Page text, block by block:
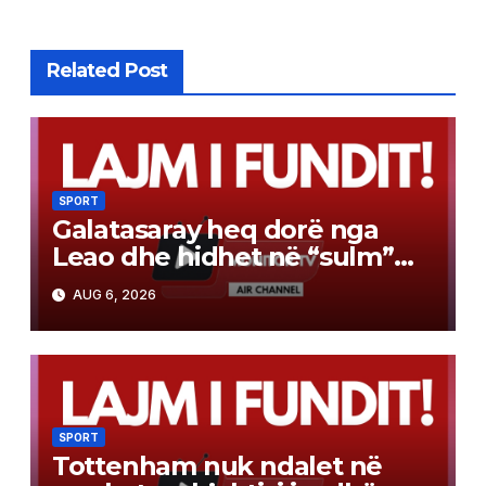
Related Post
SPORT
Galatasaray heq dorë nga
Leao dhe hidhet në “sulm”
për yllin e Arsenalit
AUG 6, 2026
SPORT
Tottenham nuk ndalet në